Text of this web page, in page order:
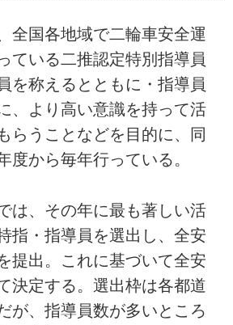
全国各地域で二輪車安全運
ている二推認定特別指導員
を称えるとともに・指導員
、より高い意識を持って活
らうことなどを目的に、同
度から毎年行っている。
は、その年に最も著しい活
指・指導員を選出し、全安
提出。これに基づいて全安
決定する。選出枠は各都道
が、指導員数が多いところ